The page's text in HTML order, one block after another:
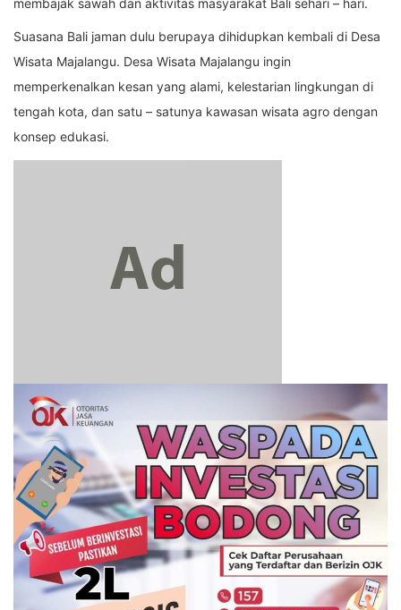
membajak sawah dan aktivitas masyarakat Bali sehari – hari.
Suasana Bali jaman dulu berupaya dihidupkan kembali di Desa
Wisata Majalangu. Desa Wisata Majalangu ingin
memperkenalkan kesan yang alami, kelestarian lingkungan di
tengah kota, dan satu – satunya kawasan wisata agro dengan
konsep edukasi.